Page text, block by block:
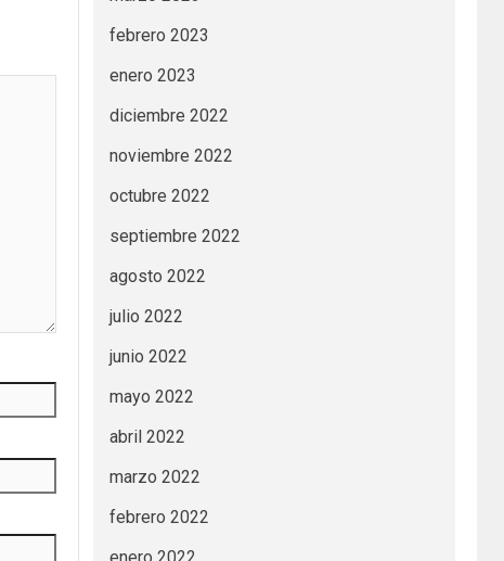
febrero 2023
enero 2023
diciembre 2022
noviembre 2022
octubre 2022
septiembre 2022
agosto 2022
julio 2022
junio 2022
mayo 2022
abril 2022
marzo 2022
febrero 2022